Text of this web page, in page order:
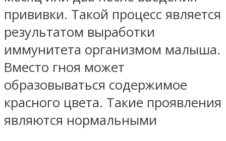
прививки. Такой процесс является
результатом выработки
иммунитета организмом малыша.
Вместо гноя может
образовываться содержимое
красного цвета. Такие проявления
являются нормальными